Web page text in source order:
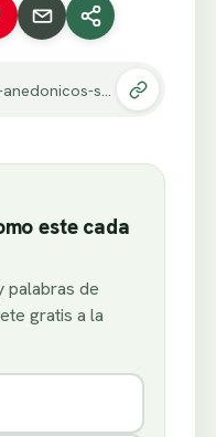
https://renuevo.com/lideres-anedonicos-segunda-parte.html
este cada
palabras de
gratis a la